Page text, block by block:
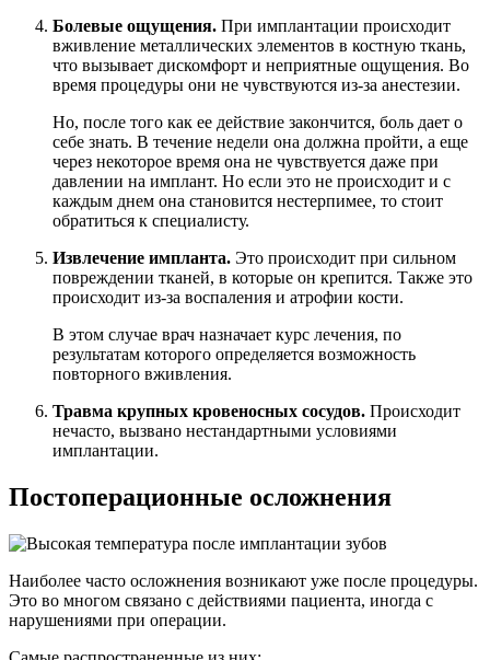
Болевые ощущения. При имплантации происходит
вживление металлических элементов в костную ткань,
что вызывает дискомфорт и неприятные ощущения. Во
время процедуры они не чувствуются из-за анестезии.
Но, после того как ее действие закончится, боль дает о
себе знать. В течение недели она должна пройти, а еще
через некоторое время она не чувствуется даже при
давлении на имплант. Но если это не происходит и с
каждым днем она становится нестерпимее, то стоит
обратиться к специалисту.
Извлечение импланта. Это происходит при сильном
повреждении тканей, в которые он крепится. Также это
происходит из-за воспаления и атрофии кости.
В этом случае врач назначает курс лечения, по
результатам которого определяется возможность
повторного вживления.
Травма крупных кровеносных сосудов. Происходит
нечасто, вызвано нестандартными условиями
имплантации.
Постоперационные осложнения
Наиболее часто осложнения возникают уже после процедуры.
Это во многом связано с действиями пациента, иногда с
нарушениями при операции.